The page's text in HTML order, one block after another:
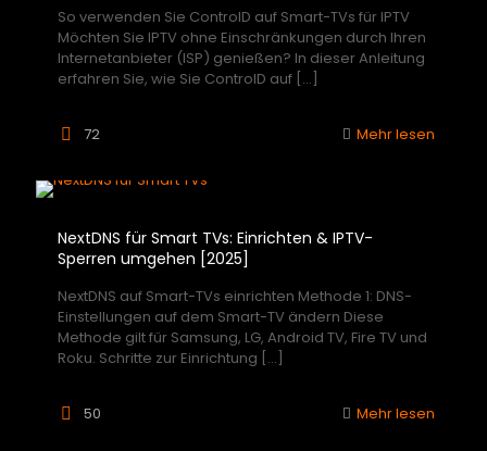
So verwenden Sie ControlD auf Smart-TVs für IPTV
Möchten Sie IPTV ohne Einschränkungen durch Ihren
Internetanbieter (ISP) genießen? In dieser Anleitung
erfahren Sie, wie Sie ControlD auf […]
72 Mehr lesen
NextDNS für Smart TVs: Einrichten & IPTV-
Sperren umgehen [2025]
NextDNS auf Smart-TVs einrichten Methode 1: DNS-
Einstellungen auf dem Smart-TV ändern Diese
Methode gilt für Samsung, LG, Android TV, Fire TV und
Roku. Schritte zur Einrichtung […]
50 Mehr lesen